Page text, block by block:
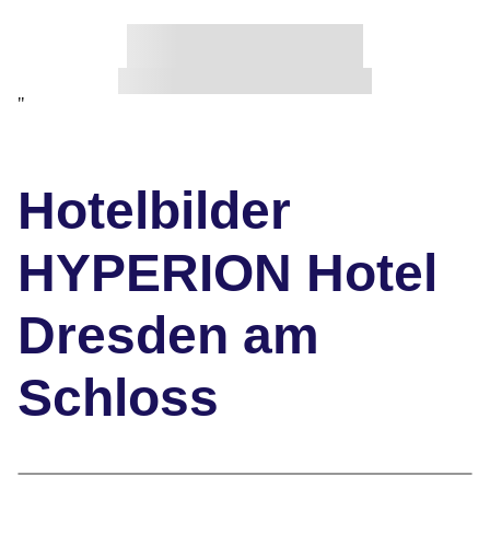
"
Hotelbilder
HYPERION Hotel
Dresden am
Schloss